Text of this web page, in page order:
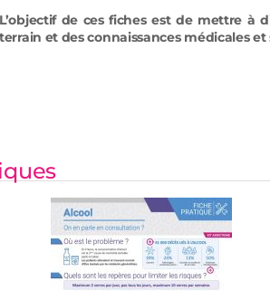
L’objectif de ces fiches est de mettre à
terrain et des connaissances médicales